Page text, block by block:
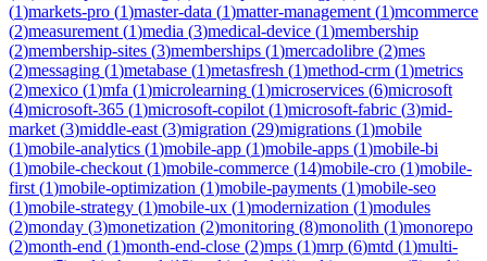
(1)markets-pro (1)master-data (1)matter-management (1)mcommerce
(2)measurement (1)media (3)medical-device (1)membership
(2)membership-sites (3)memberships (1)mercadolibre (2)mes
(2)messaging (1)metabase (1)metasfresh (1)method-crm (1)metrics
(2)mexico (1)mfa (1)microlearning (1)microservices (6)microsoft
(4)microsoft-365 (1)microsoft-copilot (1)microsoft-fabric (3)mid-
market (3)middle-east (3)migration (29)migrations (1)mobile
(1)mobile-analytics (1)mobile-app (1)mobile-apps (1)mobile-bi
(1)mobile-checkout (1)mobile-commerce (14)mobile-cro (1)mobile-
first (1)mobile-optimization (1)mobile-payments (1)mobile-seo
(1)mobile-strategy (1)mobile-ux (1)modernization (1)modules
(2)monday (3)monetization (2)monitoring (8)monolith (1)monorepo
(2)month-end (1)month-end-close (2)mps (1)mrp (6)mtd (1)multi-